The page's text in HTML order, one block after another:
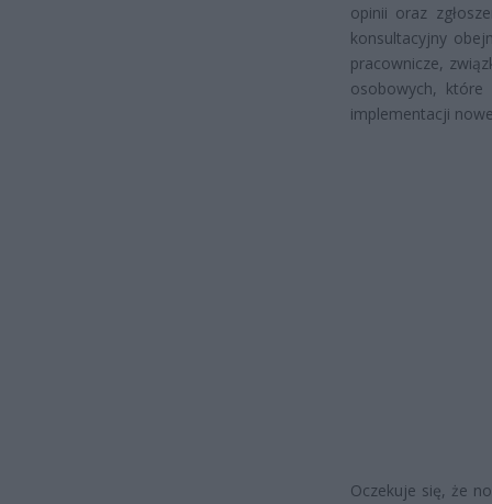
opinii oraz
konsultacyjny
pracownicze,
osobowych, które
implementacji
Oczekuje się, że